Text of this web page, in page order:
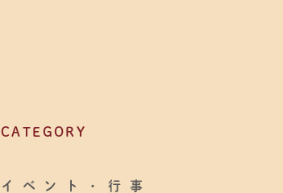
CATEGORY
イベント・行事